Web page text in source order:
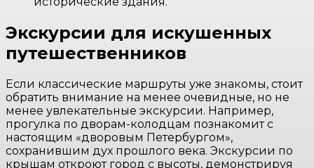
Экскурсии для искушенных
путешественников
Если классические маршруты уже знакомы, стоит
обратить внимание на менее очевидные, но не
менее увлекательные экскурсии. Например,
прогулка по дворам-колодцам познакомит с
настоящим «дворовым Петербургом»,
сохранившим дух прошлого века. Экскурсии по
крышам откроют город с высоты, демонстрируя